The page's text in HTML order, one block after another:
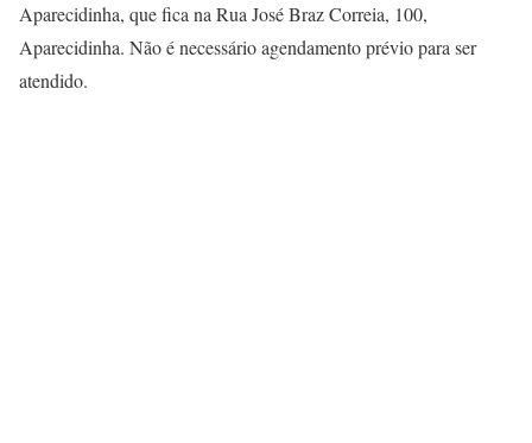
Aparecidinha, que fica na Rua José Braz Correia, 100,
Aparecidinha. Não é necessário agendamento prévio para ser
atendido.